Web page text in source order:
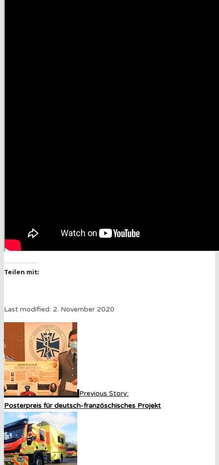
Teilen mit:
Last modified: 2. November 2020
Previous Story:
Posterpreis für deutsch-französchisches Projekt